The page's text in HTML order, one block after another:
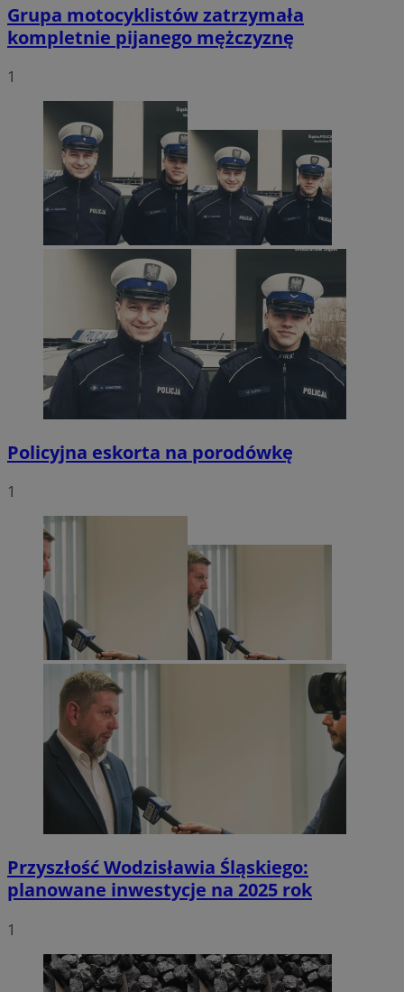
Grupa motocyklistów zatrzymała
kompletnie pijanego mężczyznę
1
Policyjna eskorta na porodówkę
1
Przyszłość Wodzisławia Śląskiego:
planowane inwestycje na 2025 rok
1